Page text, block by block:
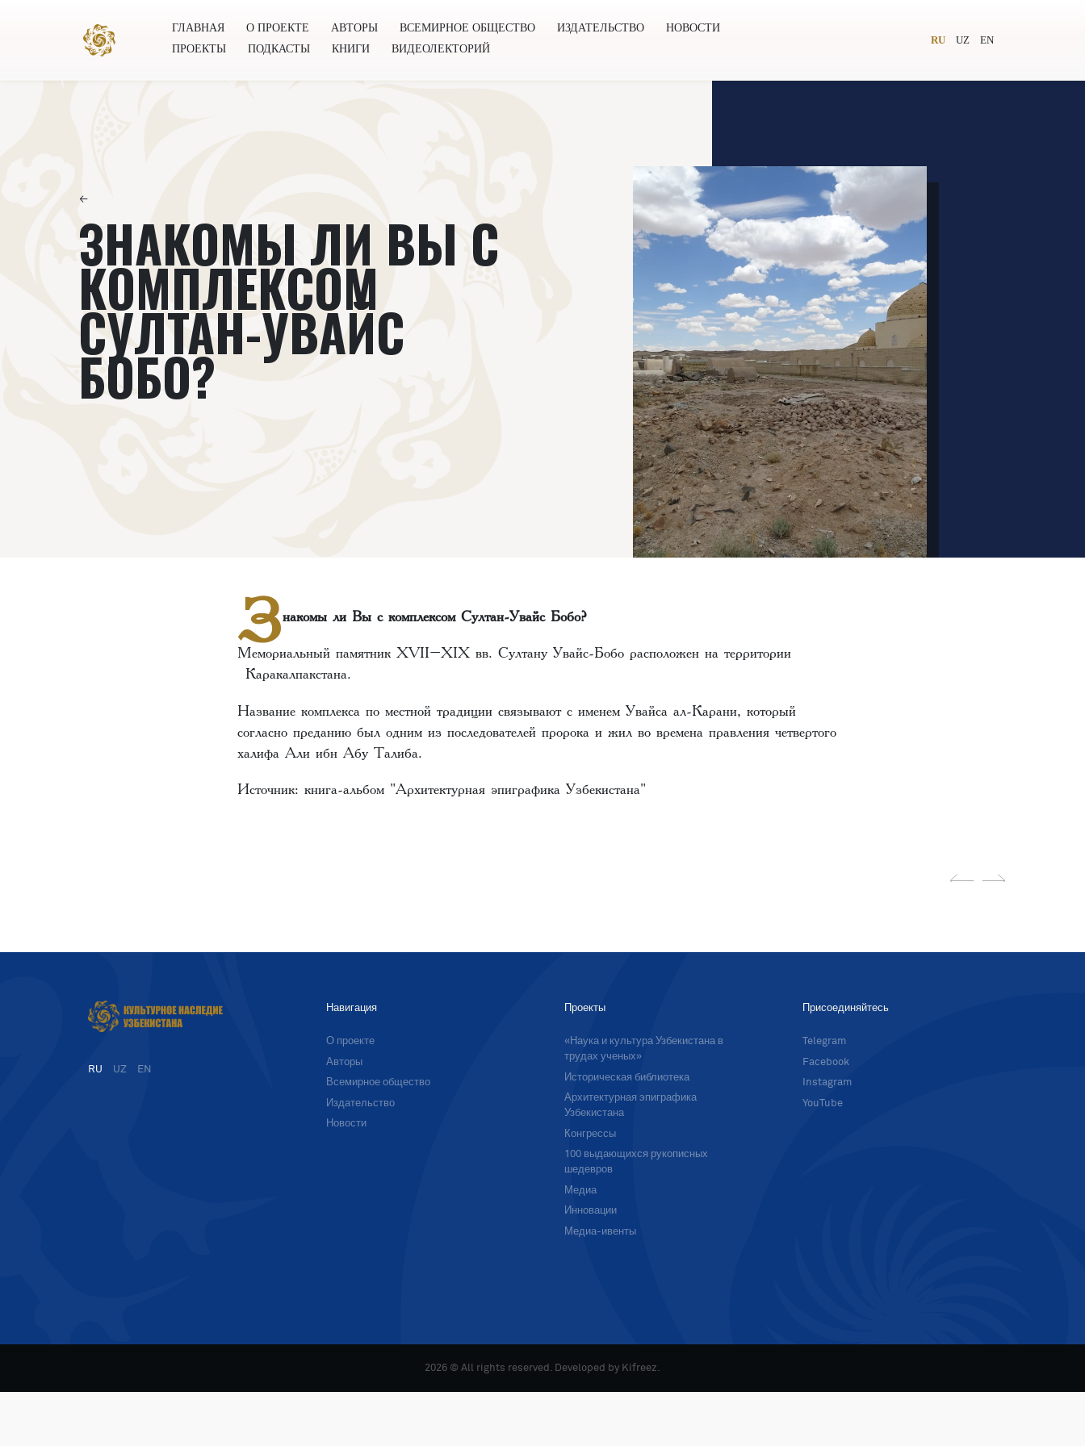
ГЛАВНАЯ О ПРОЕКТЕ АВТОРЫ ВСЕМИРНОЕ ОБЩЕСТВО ИЗДАТЕЛЬСТВО
НОВОСТИ
ПРОЕКТЫ
ПОДКАСТЫ КНИГИ ВИДЕОЛЕКТОРИЙ
RU UZ EN
←
ЗНАКОМЫ ЛИ ВЫ С
КОМПЛЕКСОМ
СУЛТАН-УВАЙС
БОБО?
Знакомы ли Вы с комплексом Султан-Увайс Бобо?
Мемориальный памятник XVII–XIX вв. Султану Увайс-Бобо расположен на территории
Каракалпакстана.
Название комплекса по местной традиции связывают с именем Увайса ал-Карани, который
согласно преданию был одним из последователей пророка и жил во времена правления четвертого
халифа Али ибн Абу Талиба.
Источник: книга-альбом "Архитектурная эпиграфика Узбекистана"
RU UZ EN
Навигация
О проекте
Авторы
Всемирное общество
Издательство
Новости
Проекты
«Наука и культура Узбекистана в
трудах ученых»
Историческая библиотека
Архитектурная эпиграфика
Узбекистана
Конгрессы
100 выдающихся рукописных
шедевров
Медиа
Инновации
Медиа-ивенты
Присоединяйтесь
Telegram
Facebook
Instagram
YouTube
2026 © All rights reserved. Developed by Kifreez.